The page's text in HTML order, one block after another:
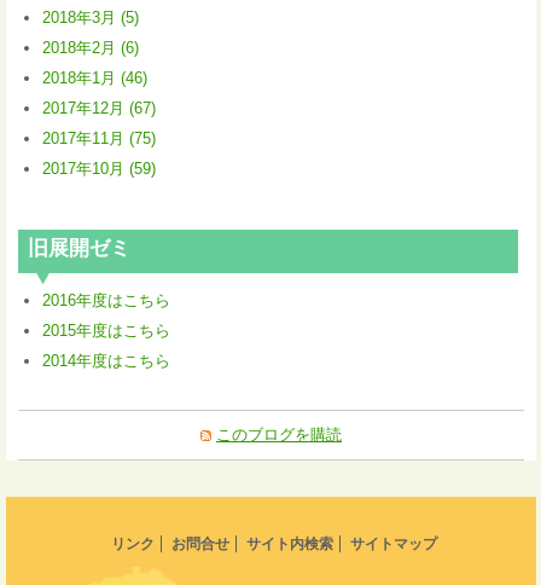
2018年3月 (5)
2018年2月 (6)
2018年1月 (46)
2017年12月 (67)
2017年11月 (75)
2017年10月 (59)
旧展開ゼミ
2016年度はこちら
2015年度はこちら
2014年度はこちら
このブログを購読
リンク お問合せ サイト内検索 サイトマップ